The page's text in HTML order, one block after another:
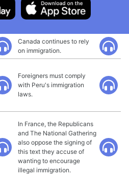
Canada continues to rely
on immigration.
Foreigners must comply
with Peru's immigration
laws.
In France, the Republicans
and The National Gathering
also oppose the signing of
this text they accuse of
wanting to encourage
illegal immigration.